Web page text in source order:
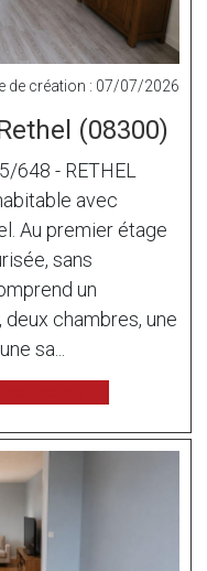
de création : 07/07/2026
(08300)
648 - RETHEL
avec
Au premier étage
sans
un
chambres, une
sa...